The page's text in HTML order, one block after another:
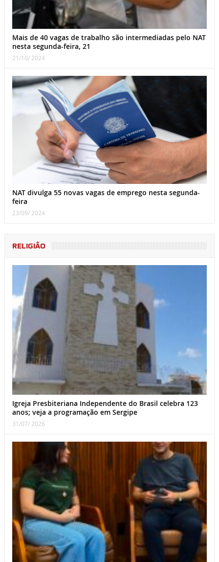
Mais de 40 vagas de trabalho são intermediadas pelo NAT
nesta segunda-feira, 21
21/10/ 2024
NAT divulga 55 novas vagas de emprego nesta segunda-
feira
23/09/ 2024
RELIGIÃO
Igreja Presbiteriana Independente do Brasil celebra 123
anos; veja a programação em Sergipe
31/07/ 2026